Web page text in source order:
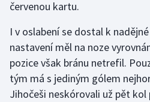
červenou kartu.
I v oslabení se dostal k
nastavení měl na noze
pozice však bránu netrefil.
tým má s jediným gólem
Jihočeši neskórovali už pět kol